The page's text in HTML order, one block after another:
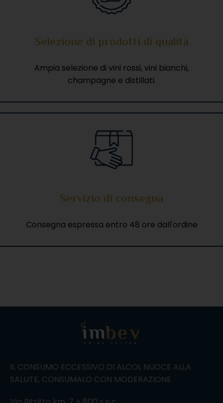
Selezione di prodotti di qualità
Ampia selezione di vini rossi, vini bianchi,
champagne e distillati.
Servizio di consegna
Consegna espressa entro 48 ore dall'ordine
IL CONSUMO ECCESSIVO DI ALCOL NUOCE ALLA
SALUTE, CONSUMALO CON MODERAZIONE